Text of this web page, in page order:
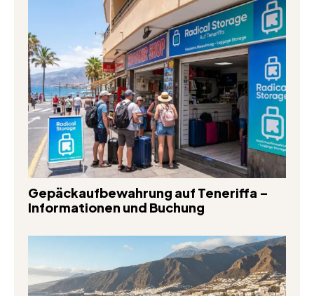
Gepäckaufbewahrung auf Teneriffa –
Informationen und Buchung